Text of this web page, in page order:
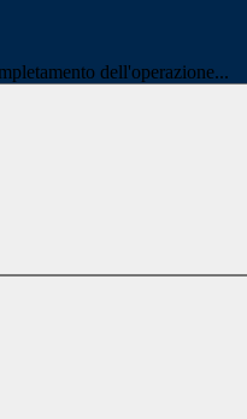
dell'operazione...